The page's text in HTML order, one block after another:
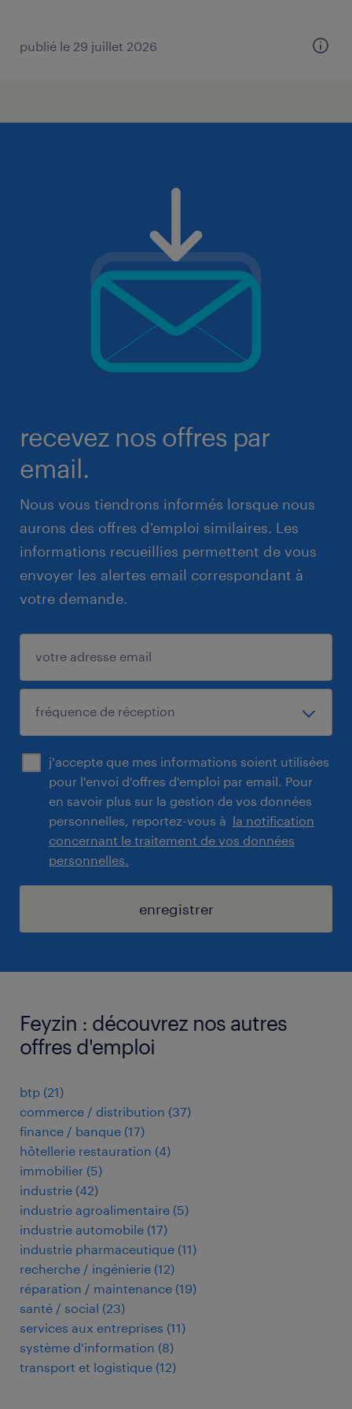
publié le 29 juillet 2026
recevez nos offres par
email.
Nous vous tiendrons informés lorsque nous
aurons des offres d'emploi similaires. Les
informations recueillies permettent de vous
envoyer les alertes email correspondant à
votre demande.
j'accepte que mes informations soient utilisées
pour l'envoi d'offres d'emploi par email. Pour
en savoir plus sur la gestion de vos données
personnelles, reportez-vous à la notification
concernant le traitement de vos données
personnelles.
enregistrer
Feyzin : découvrez nos autres
offres d'emploi
btp (21)
commerce / distribution (37)
finance / banque (17)
hôtellerie restauration (4)
immobilier (5)
industrie (42)
industrie agroalimentaire (5)
industrie automobile (17)
industrie pharmaceutique (11)
recherche / ingénierie (12)
réparation / maintenance (19)
santé / social (23)
services aux entreprises (11)
système d'information (8)
transport et logistique (12)